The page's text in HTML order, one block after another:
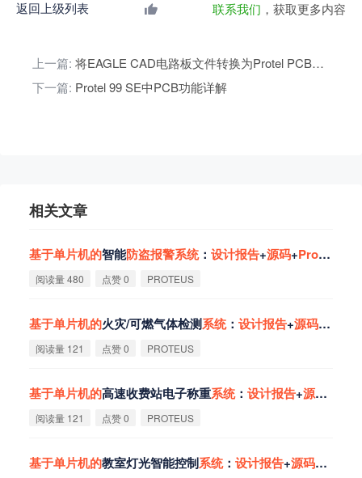
返回上级列表 联系我们 ，获取更多内容
上一篇:
将EAGLE CAD电路板文件转换为Protel PCB格式的方法
下一篇: Protel 99 SE中PCB功能详解
相关文章
基于单片机的智能防盗报警系统： 设计报告+源码+Proteus
阅读量 480 点赞 0 PROTEUS
基于单片机的火灾/可燃气体检测系统： 设计报告+源码+
阅读量 121 点赞 0 PROTEUS
基于单片机的高速收费站电子称重系统： 设计报告+源码
阅读量 121 点赞 0 PROTEUS
基于单片机的教室灯光智能控制系统： 设计报告+源码+